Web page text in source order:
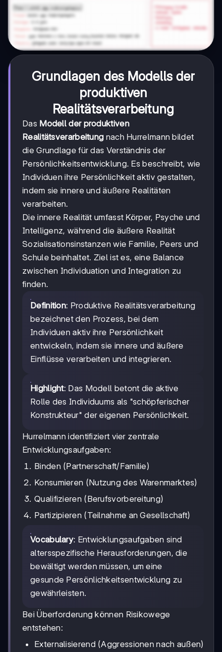
Grundlagen des Modells der
produktiven
Realitätsverarbeitung
Das Modell der produktiven
Realitätsverarbeitung nach Hurrelmann bildet
die Grundlage für das Verständnis der
Persönlichkeitsentwicklung. Es beschreibt, wie
Individuen ihre Persönlichkeit aktiv gestalten,
indem sie innere und äußere Realitäten
verarbeiten.
Die innere Realität umfasst Körper, Psyche und
Intelligenz, während die äußere Realität
Sozialisationsinstanzen wie Familie, Peers und
Schule beinhaltet. Ziel ist es, eine Balance
zwischen Individuation und Integration zu
finden.
Definition: Produktive Realitätsverarbeitung
bezeichnet den Prozess, bei dem
Individuen aktiv ihre Persönlichkeit
entwickeln, indem sie innere und äußere
Einflüsse verarbeiten und integrieren.
Highlight: Das Modell betont die aktive
Rolle des Individuums als "schöpferischer
Konstrukteur" der eigenen Persönlichkeit.
Hurrelmann identifiziert vier zentrale
Entwicklungsaufgaben:
Binden (Partnerschaft/Familie)
Konsumieren (Nutzung des Warenmarktes)
Qualifizieren (Berufsvorbereitung)
Partizipieren (Teilnahme an Gesellschaft)
Vocabulary: Entwicklungsaufgaben sind
altersspezifische Herausforderungen, die
bewältigt werden müssen, um eine
gesunde Persönlichkeitsentwicklung zu
gewährleisten.
Bei Überforderung können Risikowege
entstehen:
Externalisierend (Aggressionen nach außen)